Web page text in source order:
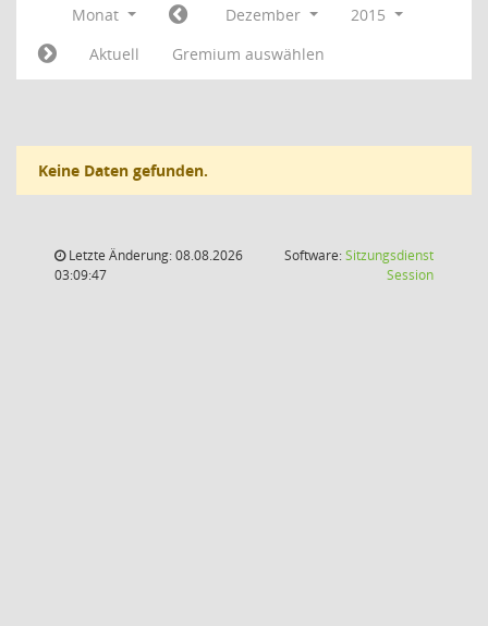
Monat Dezember
2015
Aktuell
Gremium auswählen
Keine Daten gefunden.
Letzte Änderung: 08.08.2026
03:09:47
Software:Sitzungsdienst
Session(Wird in